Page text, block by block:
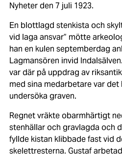
Nyheter den 7 juli 1923.
En blottlagd stenkista och
vid laga ansvar” mötte
han en kulen septemberdag
Lagmansören invid
var där på uppdrag av
med sina medarbetare var
undersöka graven.
Regnet vräkte obarmhärtigt
stenhällar och gravlagda och
fyllde kistan klibbade fast vid
skelettresterna. Gustaf